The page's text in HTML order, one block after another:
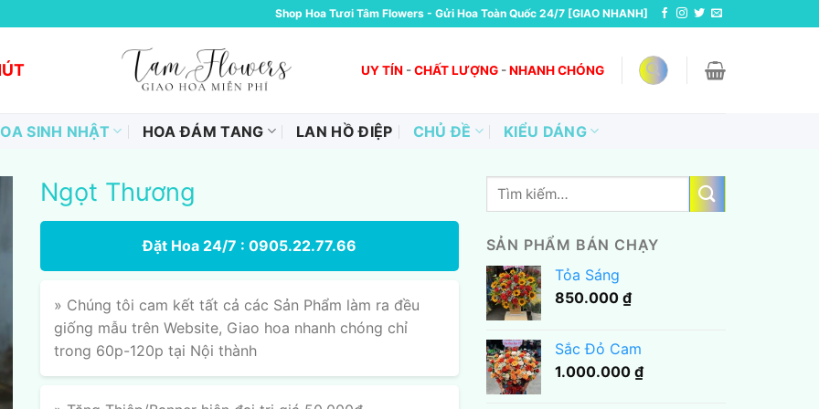
Shop Hoa Tươi Tâm Flowers - Gửi Hoa Toàn Quốc 24/7 [GIAO NHANH]
UY TÍN -CHẤT LƯỢNG -NHANH CHÓNG
SINH NHẬT HOA ĐÁM TANG LAN HỒ ĐIỆP CHỦ ĐỀ KIỂU DÁNG
Ngọt Thương
Đặt Hoa 24/7 : 0905.22.77.66
» Chúng tôi cam kết tất cả các Sản Phẩm làm ra đều
giống mẫu trên Website, Giao hoa nhanh chóng chỉ
trong 60p-120p tại Nội thành
Tìm
SẢN PHẨM BÁN CHẠY
Tỏa Sáng
850.000 ₫
Sắc Đỏ Cam
1.000.000 ₫